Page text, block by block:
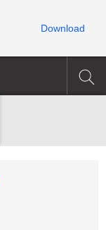
Download